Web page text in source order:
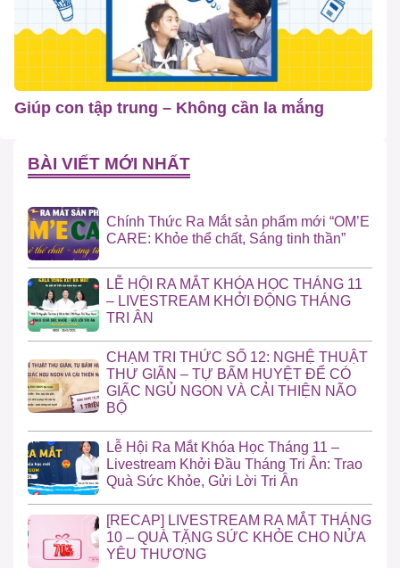
Giúp con tập trung – Không cần la mắng
BÀI VIẾT MỚI NHẤT
Chính Thức Ra Mắt sản phẩm mới “OM’E
CARE: Khỏe thể chất, Sáng tinh thần”
LỄ HỘI RA MẮT KHÓA HỌC THÁNG 11
– LIVESTREAM KHỞI ĐỘNG THÁNG
TRI ÂN
CHẠM TRI THỨC SỐ 12: NGHỆ THUẬT
THƯ GIÃN – TỰ BẤM HUYỆT ĐỂ CÓ
GIẤC NGỦ NGON VÀ CẢI THIỆN NÃO
BỘ
Lễ Hội Ra Mắt Khóa Học Tháng 11 –
Livestream Khởi Đầu Tháng Tri Ân: Trao
Quà Sức Khỏe, Gửi Lời Tri Ân
[RECAP] LIVESTREAM RA MẮT THÁNG
10 – QUÀ TẶNG SỨC KHỎE CHO NỬA
YÊU THƯƠNG